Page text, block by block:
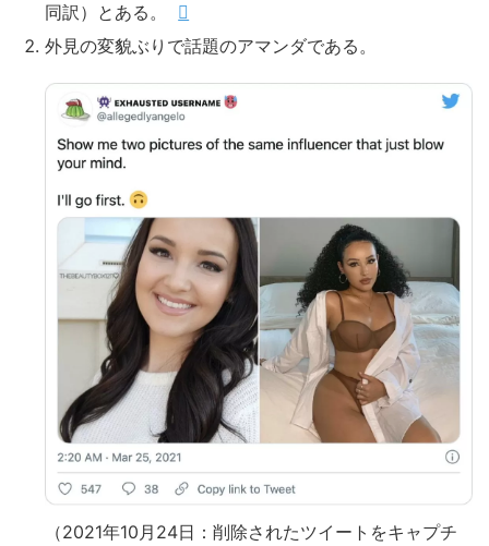
同訳）とある。
外見の変貌ぶりで話題のアマンダである。
（2021年10月24日：削除されたツイートをキャプチ